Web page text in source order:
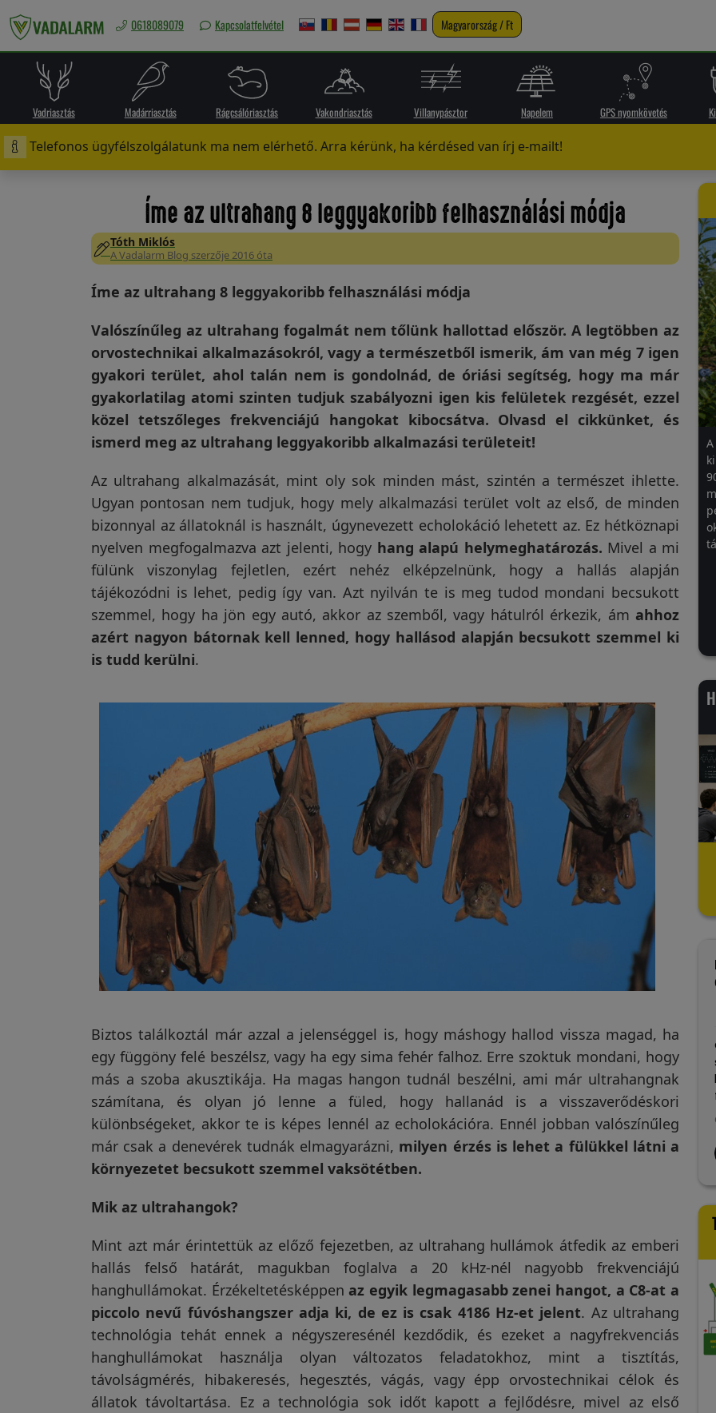
Magyarország
Madárriasztás
Rágcsálóriasztás
Visszaküldési
Regisztráció/Belépés
0618089079 Kapcsolatfelvétel Magyarország / Ft
Vadriasztás Madárriasztás Rágcsálóriasztás Vakondriasztás Villanypásztor Napelem GPS nyomkövetés
Telefonos ügyfélszolgálatunk ma nem elérhető. Arra kérünk, ha kérdésed van írj e-mailt!
Íme az ultrahang 8 leggyakoribb felhasználási módja
Tóth Miklós
A Vadalarm Blog szerzője 2016 óta
Íme az ultrahang 8 leggyakoribb felhasználási módja
Valószínűleg az ultrahang fogalmát nem tőlünk hallottad először. A legtöbben az
orvostechnikai alkalmazásokról, vagy a természetből ismerik, ám van még 7 igen
gyakori terület, ahol talán nem is gondolnád, de óriási segítség, hogy ma már
gyakorlatilag atomi szinten tudjuk szabályozni igen kis felületek rezgését, ezzel
közel tetszőleges frekvenciájú hangokat kibocsátva. Olvasd el cikkünket, és
ismerd meg az ultrahang leggyakoribb alkalmazási területeit!
Az ultrahang alkalmazását, mint oly sok minden mást, szintén a természet ihlette.
Ugyan pontosan nem tudjuk, hogy mely alkalmazási terület volt az első, de minden
bizonnyal az állatoknál is használt, úgynevezett echolokáció lehetett az. Ez hétköznapi
nyelven megfogalmazva azt jelenti, hogy hang alapú helymeghatározás. Mivel a mi
fülünk viszonylag fejletlen, ezért nehéz elképzelnünk, hogy a hallás alapján
tájékozódni is lehet, pedig így van. Azt nyilván te is meg tudod mondani becsukott
szemmel, hogy ha jön egy autó, akkor az szemből, vagy hátulról érkezik, ám ahhoz
azért nagyon bátornak kell lenned, hogy hallásod alapján becsukott szemmel ki
is tudd kerülni.
Biztos találkoztál már azzal a jelenséggel is, hogy máshogy hallod vissza magad, ha
egy függöny felé beszélsz, vagy ha egy sima fehér falhoz. Erre szoktuk mondani, hogy
más a szoba akusztikája. Ha magas hangon tudnál beszélni, ami már ultrahangnak
számítana, és olyan jó lenne a füled, hogy hallanád is a visszaverődéskori
különbségeket, akkor te is képes lennél az echolokációra. Ennél jobban valószínűleg
már csak a denevérek tudnák elmagyarázni, milyen érzés is lehet a fülükkel látni a
környezetet becsukott szemmel vaksötétben.
Mik az ultrahangok?
Mint azt már érintettük az előző fejezetben, az ultrahang hullámok átfedik az emberi
hallás felső határát, magukban foglalva a 20 kHz-nél nagyobb frekvenciájú
hanghullámokat. Érzékeltetésképpen az egyik legmagasabb zenei hangot, a C8-at a
piccolo nevű fúvóshangszer adja ki, de ez is csak 4186 Hz-et jelent. Az ultrahang
technológia tehát ennek a négyszeresénél kezdődik, és ezeket a nagyfrekvenciás
hanghullámokat használja olyan változatos feladatokhoz, mint a tisztítás,
távolságmérés, hibakeresés, hegesztés, vágás, vagy épp orvostechnikai célok és
állatok távoltartása. Ez a technológia sok időt kapott a fejlődésre, mivel az első
Jó minőségű,Gps
nyomkövetöt
vásároltam,bármikor meg
tudom nézni hol van a
járgány.Kiválló😁
Olvass tovább
Csilla Kalmár
3 hónapja
A vakondriasztót kézhez
vétele után föl töltöttem és
az útmutató alapján
telepítettem. Mivel a
talajfúró a szükségesnél
nagyobb átmérőjű lyukat
készített, a riasztó szára
körül jól le kellett döngölnöm
a földet. A működés
Olvass tovább
János Papp
3 hónapja
Csak reménykedni mertem a
sikerben, mert a zsindely és a
belső burkolat közé
fészkeltek be a
"nemtudommik", éjszakai
bulizással és rágcsálással. Az
ultrahang tudomásom
Már a 2. napon csökkent, a 3.
nap után pedig megszünt a
hívatlan látogatók
zajongása, végre nem telnek
az éjszakáim lambéria
kopogtató közjátékokkal.
Köszönet érte!
Olvass tovább
Annamária Iványi